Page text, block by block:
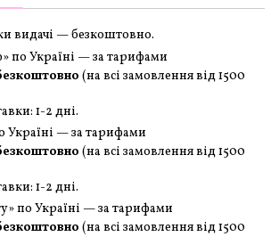
видачі — безкоштовно.
по Україні — за тарифами
(на всі замовленнявід 1500
1-2 дні.
— за тарифами
(на всі замовленнявід 1500
1-2 дні.
по Україні — за тарифами
(на всі замовленнявід 1500